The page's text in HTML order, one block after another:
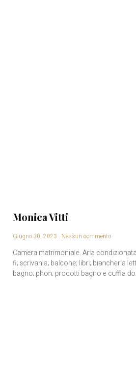
Monica Vitti
Giugno 30, 2023 Nessun commento
Camera matrimoniale. Aria
fi; scrivania; balcone; libri; biancheria
bagno; phon; prodotti bagno e cuffia